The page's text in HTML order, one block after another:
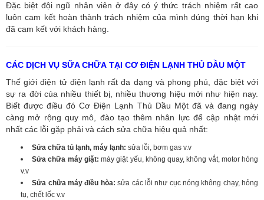
Đặc biệt đội ngũ nhân viên ở đây có ý thức trách nhiệm rất cao
luôn cam kết hoàn thành trách nhiệm của mình đúng thời hạn khi
đã cam kết với khách hàng.
CÁC DỊCH VỤ SỮA CHỮA TẠI CƠ ĐIỆN LẠNH THỦ DẦU MỘT
Thế giới điện tử điện lạnh rất đa dạng và phong phú, đặc biệt với
sự ra đời của nhiều thiết bị, nhiều thương hiệu mới như hiện nay.
Biết được điều đó Cơ Điện Lạnh Thủ Dầu Một đã và đang ngày
càng mở rộng quy mô, đào tạo thêm nhân lực để cập nhật mới
nhất các lỗi gặp phải và cách sửa chữa hiệu quả nhất:
Sửa chữa tủ lạnh, máy lạnh: sửa lỗi, bơm gas v.v
Sửa chữa máy giặt:máy giặt yếu, không quay, không vắt, motor hỏng
v.v
Sửa chữa máy điều hòa: sửa các lỗi như cục nóng không chạy, hỏng
tụ, chết lốc v.v